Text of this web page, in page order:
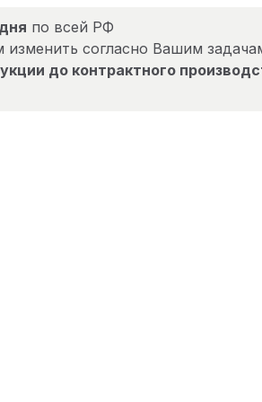
по всей РФ
согласно Вашим
до контрактного